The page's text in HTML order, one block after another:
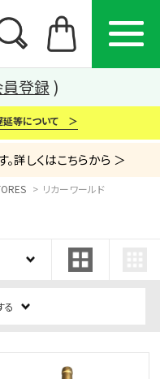
特集
から探す
登録
延等について ＞
詳しくはこちらから ＞
リカーワールド
る